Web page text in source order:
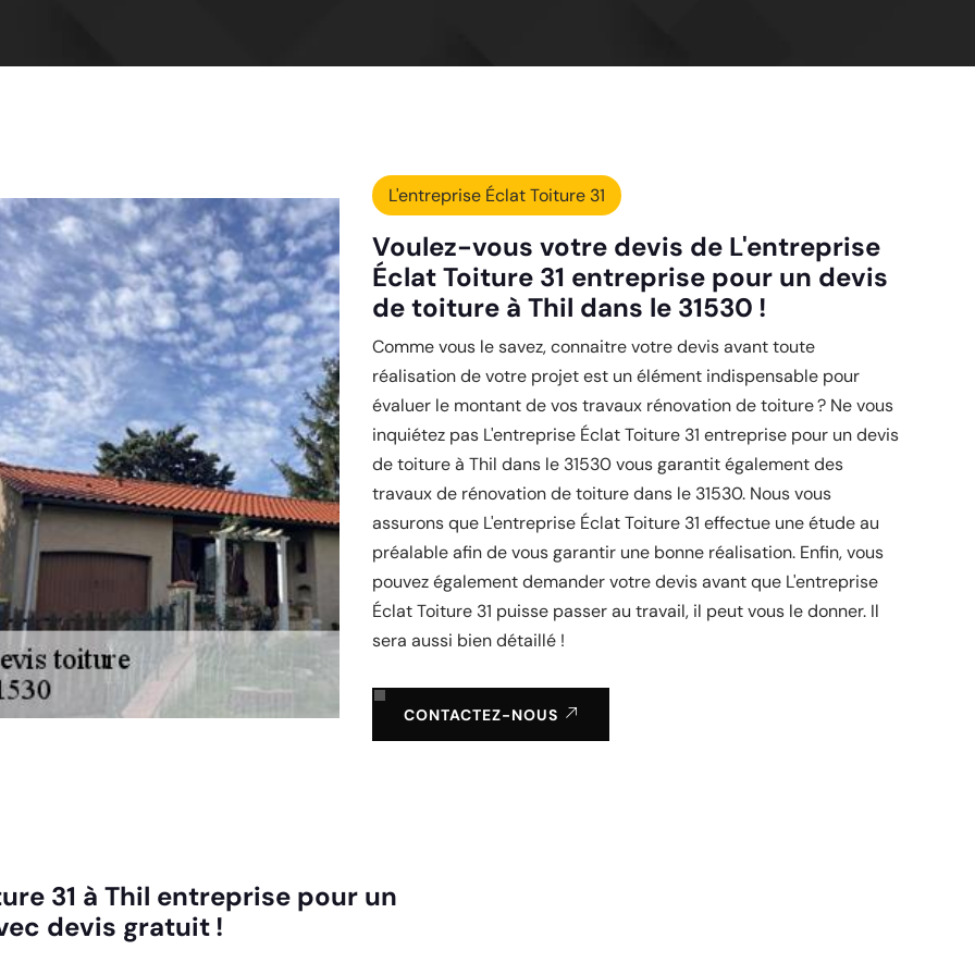
L'entreprise Éclat Toiture 31
Voulez-vous votre devis de L'entreprise
Éclat Toiture 31 entreprise pour un devis
de toiture à Thil dans le 31530 !
Comme vous le savez, connaitre votre devis avant toute
réalisation de votre projet est un élément indispensable pour
évaluer le montant de vos travaux rénovation de toiture ? Ne vous
inquiétez pas L'entreprise Éclat Toiture 31 entreprise pour un devis
de toiture à Thil dans le 31530 vous garantit également des
travaux de rénovation de toiture dans le 31530. Nous vous
assurons que L'entreprise Éclat Toiture 31 effectue une étude au
préalable afin de vous garantir une bonne réalisation. Enfin, vous
pouvez également demander votre devis avant que L'entreprise
Éclat Toiture 31 puisse passer au travail, il peut vous le donner. Il
sera aussi bien détaillé !
CONTACTEZ-NOUS
31 à Thil entreprise pour un
devis gratuit !